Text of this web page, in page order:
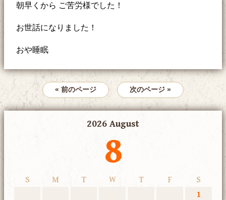
朝早くから ご苦労様でした！
お世話になりました！
おや睡眠
« 前のページ 次のページ »
2026 August
8
S M T W T F
S
1